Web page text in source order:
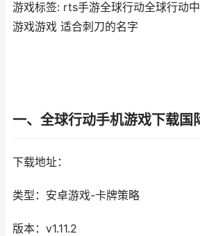
游戏标签: rts手游全球行动全球行动
游戏游戏 适合刺刀的名字
一、全球行动手机游戏下载国
下载地址：
类型：安卓游戏-卡牌策略
版本：v1.11.2